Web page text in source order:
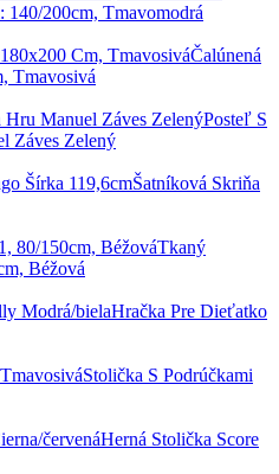
200cm, Tmavomodrá
Čalúnená
Tmavosivá
Posteľ S
Záves Zelený
Šatníková Skriňa
Tkaný
Béžová
Hračka Pre Dieťatko
Stolička S Podrúčkami
Herná Stolička Score